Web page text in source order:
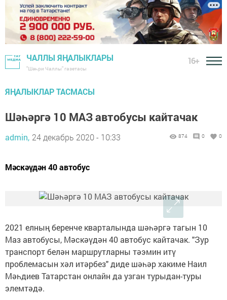
ЧАЛЛЫ ЯҢАЛЫКЛАРЫ
"Шәһри Чаллы" газетасы
16+
ЯҢАЛЫКЛАР ТАСМАСЫ
Шәһәргә 10 МАЗ автобусы кайтачак
admin, 24 декабрь 2020 - 10:33 874 0 0
Мәскәүдән 40 автобус
2021 елның беренче кварталында шәһәргә тагын 10
Маз автобусы, Мәскәүдән 40 автобус кайтачак. "Зур
транспорт белән маршрутларны тәэмин итү
проблемасын хәл итәрбез" диде шәһәр хакиме Наил
Мәһдиев Татарстан онлайн да узган турыдан-туры
элемтәдә.